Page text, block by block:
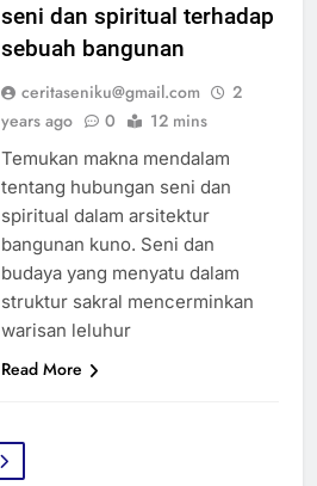
seni dan spiritual terhadap
sebuah bangunan
ceritaseniku@gmail.com
2
years ago
0 12 mins
Temukan makna mendalam
tentang hubungan seni dan
spiritual dalam arsitektur
bangunan kuno. Seni dan
budaya yang menyatu dalam
struktur sakral mencerminkan
warisan leluhur
Read More